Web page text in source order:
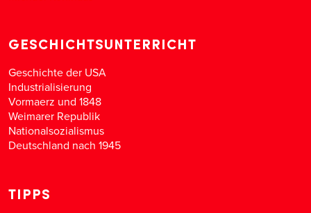
GESCHICHTSUNTERRICHT
Geschichte der USA
Industrialisierung
Vormaerz und 1848
Weimarer Republik
Nationalsozialismus
Deutschland nach 1945
TIPPS